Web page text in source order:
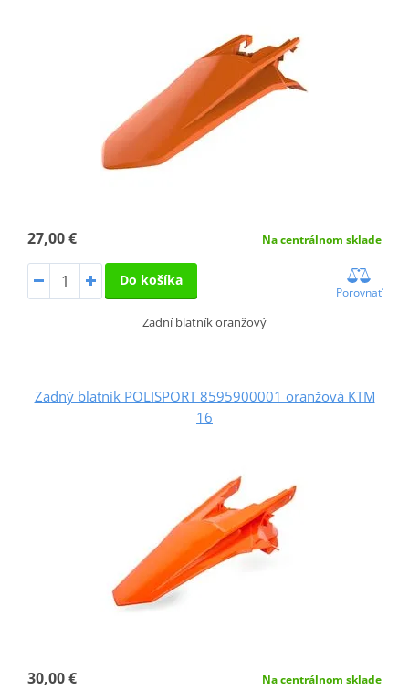
27,00 € Na centrálnom sklade
Do košíka
Porovnať
Zadní blatník oranžový
Zadný blatník POLISPORT 8595900001 oranžová KTM
16
30,00 € Na centrálnom sklade